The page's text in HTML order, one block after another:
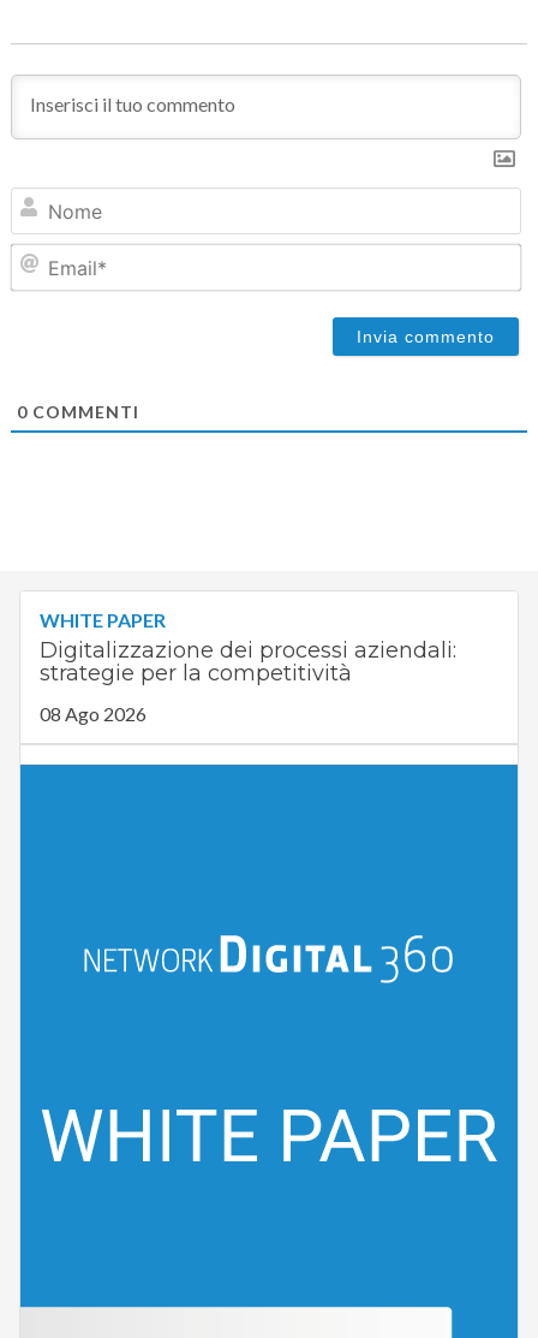
0COMMENTI
WHITE PAPER
Digitalizzazione dei processi aziendali:
strategie per la competitività
08 Ago 2026